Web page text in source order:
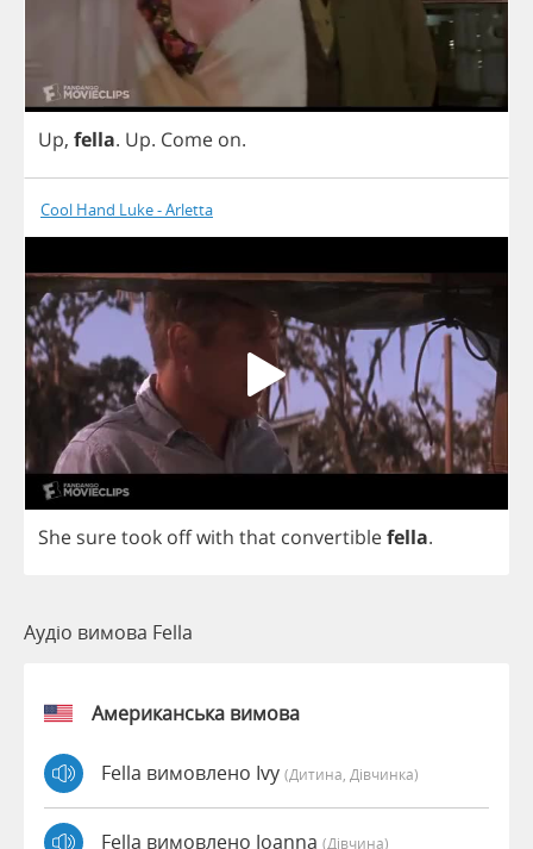
Up, fella. Up. Come on.
Cool Hand Luke - Arletta
She suretook offwith that convertiblefella.
Аудіо вимова Fella
Американська вимова
Fella вимовлено Ivy (дитина, Дівчинка)
Fella вимовлено Joanna (дівчина)